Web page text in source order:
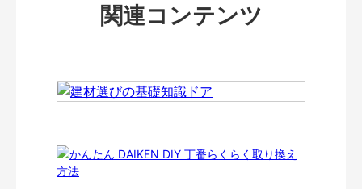
関連コンテンツ